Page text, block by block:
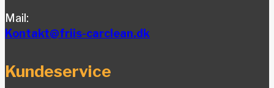
Mail:
Kontakt@friis-carclean.dk
Kundeservice